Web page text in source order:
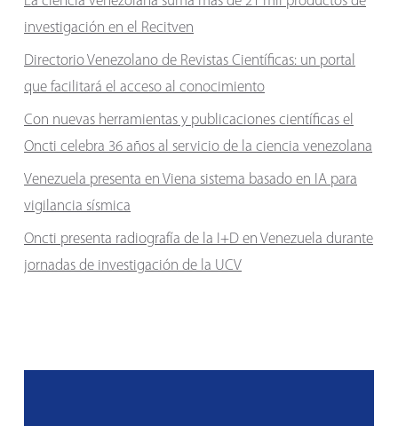
investigación en el Recitven
Directorio Venezolano de Revistas Científicas: un portal
que facilitará el acceso al conocimiento
Con nuevas herramientas y publicaciones científicas el
Oncti celebra 36 años al servicio de la ciencia venezolana
Venezuela presenta en Viena sistema basado en IA para
vigilancia sísmica
Oncti presenta radiografía de la I+D en Venezuela durante
jornadas de investigación de la UCV